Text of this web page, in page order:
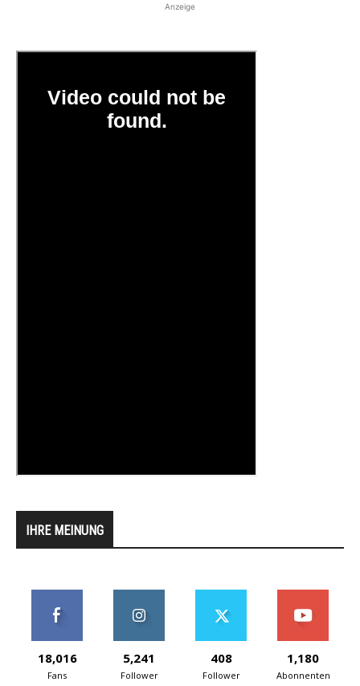
Anzeige
IHRE MEINUNG
18,016
Fans
5,241
Follower
408
Follower
1,180
Abonnenten